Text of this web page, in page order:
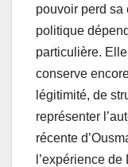
pouvoir perd sa
politique
particulière.
conserve
légitimité, de
représenter
récente
l’expérience